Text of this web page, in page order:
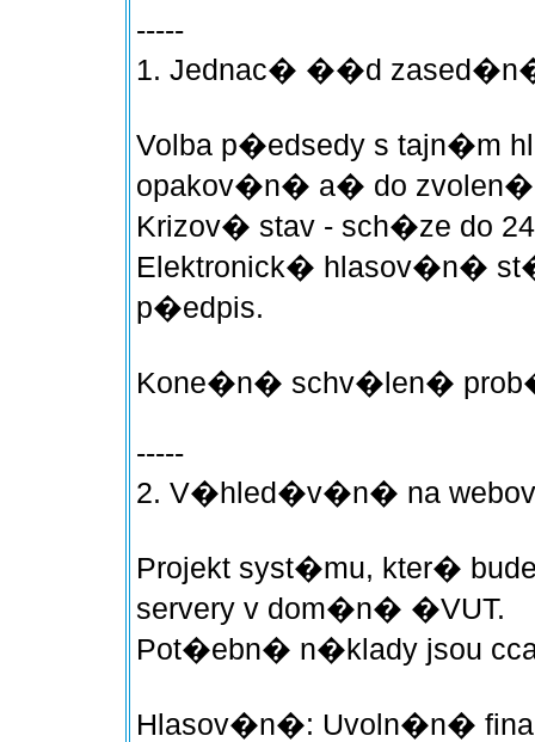
-----
1. Jednac� ��d
Volba p�edsedy s tajn�m
opakov�n� a� do
Krizov� stav - sch�ze do
Elektronick� hlasov�n�
p�edpis.
Kone�n� schv�len�
-----
2. V�hled�v�n� na
Projekt syst�mu, kter�
servery v dom�n� �VUT.
Pot�ebn� n�klady jsou
Hlasov�n�: Uvoln�n�